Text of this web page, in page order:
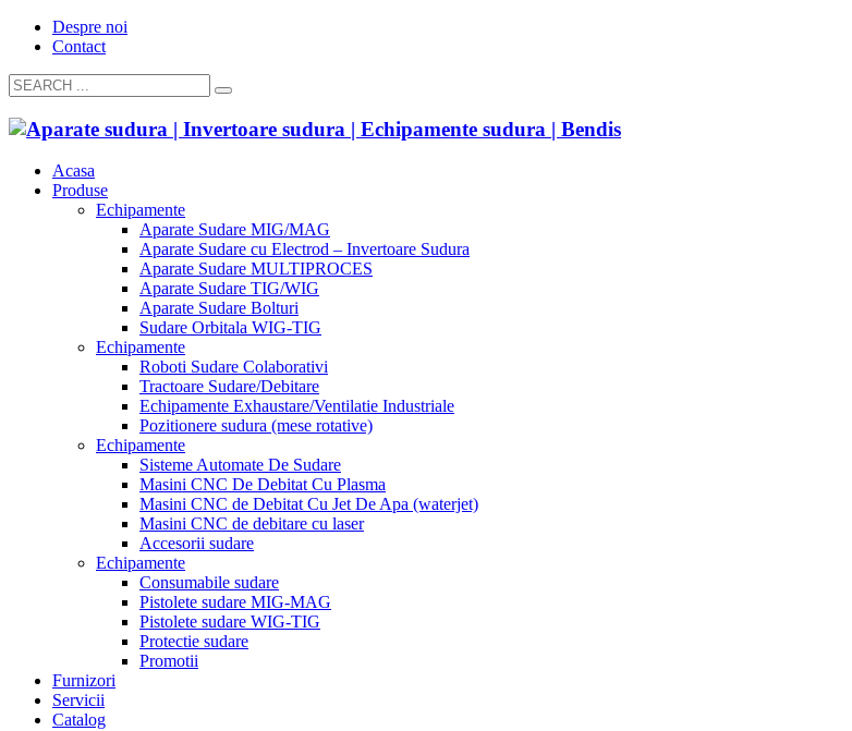
Despre noi
Contact
Acasa
Produse
Echipamente
Aparate Sudare MIG/MAG
Aparate Sudare cu Electrod – Invertoare Sudura
Aparate Sudare MULTIPROCES
Aparate Sudare TIG/WIG
Aparate Sudare Bolturi
Sudare Orbitala WIG-TIG
Echipamente
Roboti Sudare Colaborativi
Tractoare Sudare/Debitare
Echipamente Exhaustare/Ventilatie Industriale
Pozitionere sudura (mese rotative)
Echipamente
Sisteme Automate De Sudare
Masini CNC De Debitat Cu Plasma
Masini CNC de Debitat Cu Jet De Apa (waterjet)
Masini CNC de debitare cu laser
Accesorii sudare
Echipamente
Consumabile sudare
Pistolete sudare MIG-MAG
Pistolete sudare WIG-TIG
Protectie sudare
Promotii
Furnizori
Servicii
Catalog